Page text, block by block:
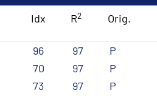
Idx
R2 Orig.
96 97
P
70 97
P
73 97
P